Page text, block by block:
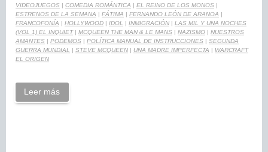
VIDEOJUEGOS | COMEDIA ROMÁNTICA | EL REINO DE LOS MONOS |
ESTRENOS DE LA SEMANA | FÁTIMA | FERNANDO LEÓN DE ARANOA |
FRANCOFONÍA | HOLLYWOOD | IDOL | INMIGRACIÓN | LAS MIL Y UNA NOCHES
(VOL 1) EL INQUIET| MCQUEEN THE MAN & LE MANS | NAZISMO | NUESTROS
AMANTES | PODEMOS | POLÍTICA MANUAL DE INSTRUCCIONES | SEGUNDA
GUERRA MUNDIAL
| STEVE MCQUEEN | UNA MADRE IMPERFECTA | WARCRAFT
EL ORIGEN
Leer más